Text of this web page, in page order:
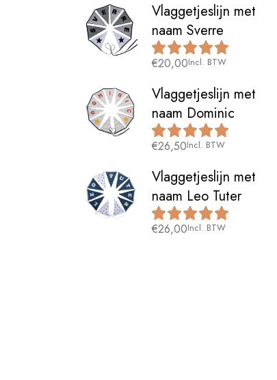
Vlaggetjeslijn met
naam Sverre
€20,00Incl. BTW
Vlaggetjeslijn met
naam Dominic
€26,50Incl. BTW
Vlaggetjeslijn met
naam Leo Tuter
€26,00Incl. BTW